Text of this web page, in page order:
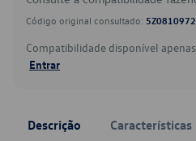
Código original consultado: 5Z0810972
Compatibilidade disponível
Entrar
Descrição Características